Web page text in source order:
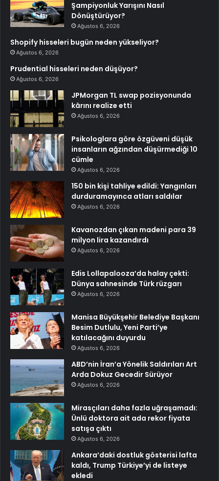
Şampiyonluk Yarışını Nasıl
Dönüştürüyor?
Ağustos 6, 2026
Shopify hisseleri bugün neden yükseliyor?
Ağustos 6, 2026
Prudential hisseleri neden düşüyor?
Ağustos 6, 2026
JPMorgan TL swap pozisyonunda
kârını realize etti
Ağustos 6, 2026
Psikologlara göre özgüveni düşük
insanların ağzından düşürmediği 10
cümle
Ağustos 6, 2026
150 bin kişi tahliye edildi: Yangınları
durduramayınca atları saldılar
Ağustos 6, 2026
Kavanozdan çıkan madeni para 39
milyon lira kazandırdı
Ağustos 6, 2026
Edis Lollapalooza’da halay çekti:
Dünya sahnesinde Türk rüzgarı
Ağustos 6, 2026
Manisa Büyükşehir Belediye Başkanı
Besim Dutlulu, Yeni Parti’ye
katılacağını duyurdu
Ağustos 6, 2026
ABD’nin İran’a Yönelik Saldırıları Art
Arda Dokuz Gecedir Sürüyor
Ağustos 6, 2026
Mirasçıları daha fazla uğraşamadı:
Ünlü doktora ait ada rekor fiyata
satışa çıktı
Ağustos 6, 2026
Ankara’daki dostluk gösterisi lafta
kaldı, Trump Türkiye’yi de listeye
ekledi